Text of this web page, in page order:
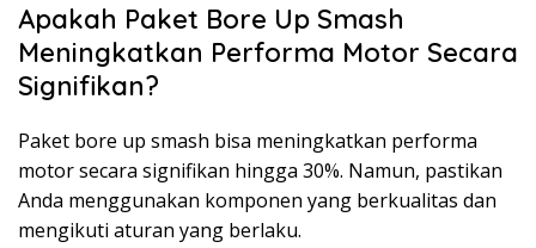
Apakah Paket Bore Up Smash
Meningkatkan Performa Motor Secara
Signifikan?
Paket bore up smash bisa meningkatkan performa
motor secara signifikan hingga 30%. Namun, pastikan
Anda menggunakan komponen yang berkualitas dan
mengikuti aturan yang berlaku.